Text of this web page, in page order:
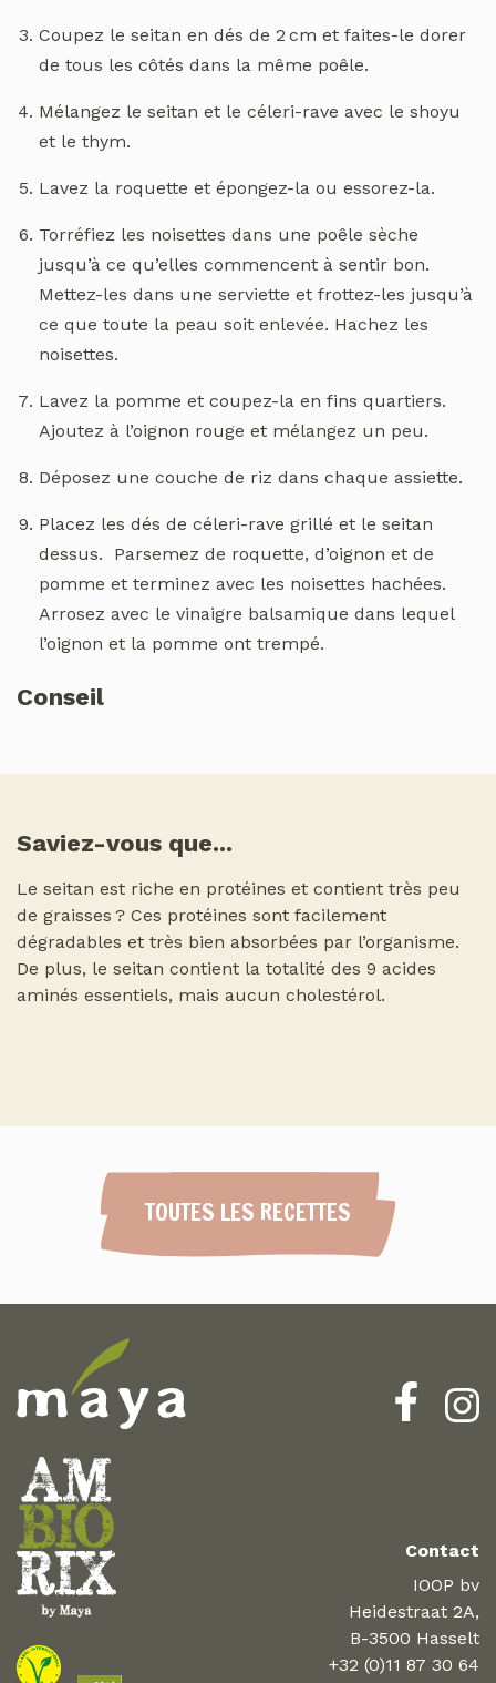
Coupez le seitan en dés de 2 cm et faites-le dorer
de tous les côtés dans la même poêle.
Mélangez le seitan et le céleri-rave avec le shoyu
et le thym.
Lavez la roquette et épongez-la ou essorez-la.
Torréfiez les noisettes dans une poêle sèche
jusqu’à ce qu’elles commencent à sentir bon.
Mettez-les dans une serviette et frottez-les jusqu’à
ce que toute la peau soit enlevée. Hachez les
noisettes.
Lavez la pomme et coupez-la en fins quartiers.
Ajoutez à l’oignon rouge et mélangez un peu.
Déposez une couche de riz dans chaque assiette.
Placez les dés de céleri-rave grillé et le seitan
dessus. Parsemez de roquette, d’oignon et de
pomme et terminez avec les noisettes hachées.
Arrosez avec le vinaigre balsamique dans lequel
l’oignon et la pomme ont trempé.
Conseil
Saviez-vous que...
Le seitan est riche en protéines et contient très peu
de graisses ? Ces protéines sont facilement
dégradables et très bien absorbées par l’organisme.
De plus, le seitan contient la totalité des 9 acides
aminés essentiels, mais aucun cholestérol.
TOUTES LES RECETTES
Contact
IOOP bv
Heidestraat 2A,
B-3500 Hasselt
+32 (0)11 87 30 64